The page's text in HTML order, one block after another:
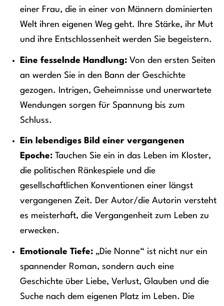
einer Frau, die in einer von Männern dominierten
Welt ihren eigenen Weg geht. Ihre Stärke, ihr Mut
und ihre Entschlossenheit werden Sie begeistern.
Eine fesselnde Handlung:Von den ersten Seiten
an werden Sie in den Bann der Geschichte
gezogen. Intrigen, Geheimnisse und unerwartete
Wendungen sorgen für Spannung bis zum
Schluss.
Ein lebendiges Bild einer vergangenen
Epoche:Tauchen Sie ein in das Leben im Kloster,
die politischen Ränkespiele und die
gesellschaftlichen Konventionen einer längst
vergangenen Zeit. Der Autor/die Autorin versteht
es meisterhaft, die Vergangenheit zum Leben zu
erwecken.
Emotionale Tiefe:„Die Nonne“ ist nicht nur ein
spannender Roman, sondern auch eine
Geschichte über Liebe, Verlust, Glauben und die
Suche nach dem eigenen Platz im Leben. Die